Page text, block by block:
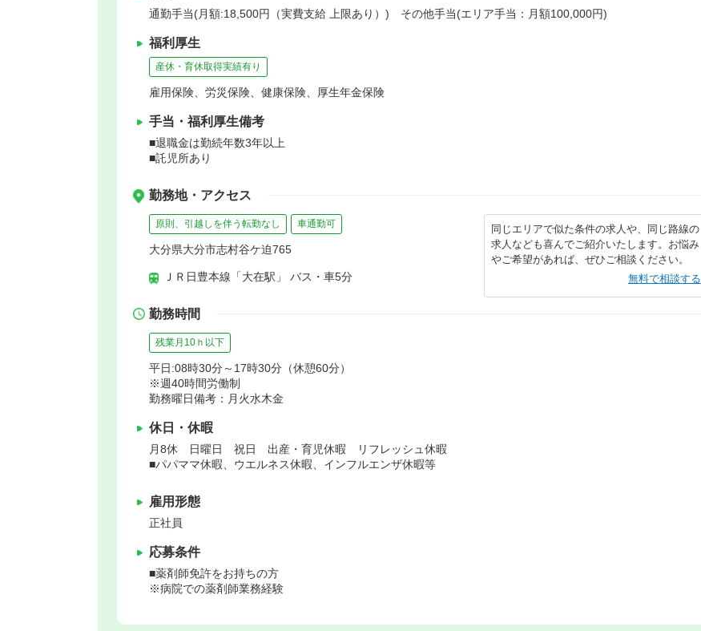
通勤手当(月額:18,500円（実費支給 上限あり）) その他手当(エリア手当：月額100,000円)
福利厚生
産休・育休取得実績有り
雇用保険、労災保険、健康保険、厚生年金保険
手当・福利厚生備考
■退職金は勤続年数3年以上
■託児所あり
勤務地・アクセス
原則、引越しを伴う転勤なし 車通勤可
大分県大分市志村谷ケ迫765
ＪＲ日豊本線「大在駅」 バス・車5分
同じエリアで似た条件の求人や、同じ路線の
求人なども喜んでご紹介いたします。お悩み
やご希望があれば、ぜひご相談ください。
無料で相談する
勤務時間
残業月10ｈ以下
平日:08時30分～17時30分（休憩60分）
※週40時間労働制
勤務曜日備考：月火水木金
休日・休暇
月8休 日曜日 祝日 出産・育児休暇 リフレッシュ休暇
■パパママ休暇、ウエルネス休暇、インフルエンザ休暇等
雇用形態
正社員
応募条件
■薬剤師免許をお持ちの方
※病院での薬剤師業務経験